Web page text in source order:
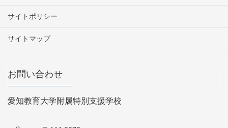
サイトポリシー
サイトマップ
お問い合わせ
愛知教育大学附属特別支援学校